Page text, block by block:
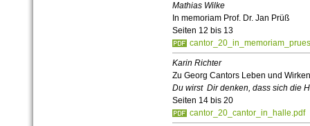
Mathias Wilke
In memoriam Prof. Dr. Jan Prüß
Seiten 12 bis 13
Karin Richter
Zu Georg Cantors Leben und
Du wirst Dir denken, dass sich die
Seiten 14 bis 20
cantor_20_cantor_in_halle.pdf